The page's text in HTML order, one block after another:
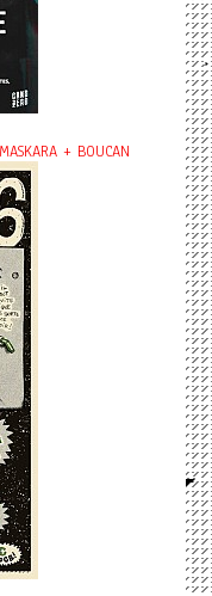
+ BOUCAN